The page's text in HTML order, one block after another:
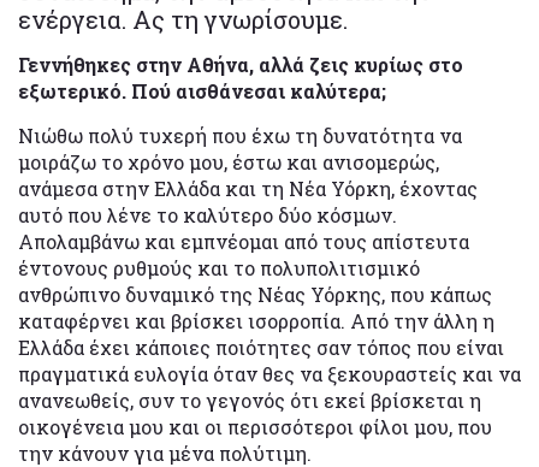
ενέργεια. Ας τη γνωρίσουμε.
Γεννήθηκες στην Αθήνα, αλλά ζεις κυρίως στο
εξωτερικό. Πού αισθάνεσαι καλύτερα;
Νιώθω πολύ τυχερή που έχω τη δυνατότητα να
μοιράζω το χρόνο μου, έστω και ανισομερώς,
ανάμεσα στην Ελλάδα και τη Νέα Υόρκη, έχοντας
αυτό που λένε το καλύτερο δύο κόσμων.
Aπολαμβάνω και εμπνέομαι από τους απίστευτα
έντονους ρυθμούς και το πολυπολιτισμικό
ανθρώπινο δυναμικό της Νέας Υόρκης, που κάπως
καταφέρνει και βρίσκει ισορροπία. Από την άλλη η
Ελλάδα έχει κάποιες ποιότητες σαν τόπος που είναι
πραγματικά ευλογία όταν θες να ξεκουραστείς και να
ανανεωθείς, συν το γεγονός ότι εκεί βρίσκεται η
οικογένεια μου και οι περισσότεροι φίλοι μου, που
την κάνουν για μένα πολύτιμη.